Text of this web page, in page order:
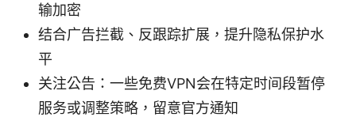
输加密
结合广告拦截、反跟踪扩展，提升隐私保护水
平
关注公告：一些免费VPN会在特定时间段暂停
服务或调整策略，留意官方通知